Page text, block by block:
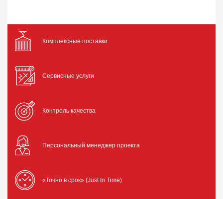
Комплексные поставки
Сервисные услуги
Контроль качества
Персональный менеджер проекта
«Точно в срок» (Just In Time)